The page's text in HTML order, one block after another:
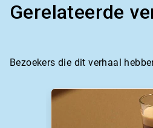
Gerelateerde
Bezoekers die dit verhaal